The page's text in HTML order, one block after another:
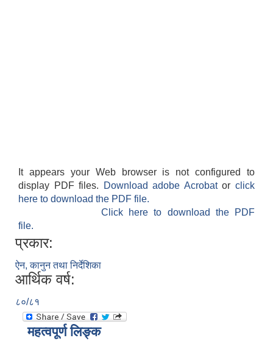
It appears your Web browser is not configured to
display PDF files.
Download adobe Acrobatorclick
here to download the PDF file.
Click here to download the PDF
file.
प्रकार:
ऐन, कानुन तथा निर्देशिका
आर्थिक वर्ष:
८०/८१
महत्वपूर्ण लिङ्क